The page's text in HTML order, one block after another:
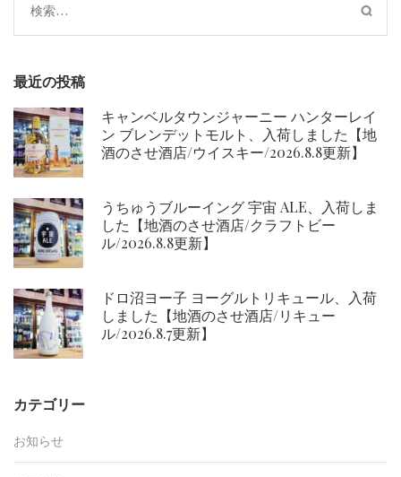
ン検
索:
最近の投稿
キャンベルタウンジャーニー ハンターレイ
ン ブレンデットモルト、入荷しました【地
酒のさせ酒店/ウイスキー/2026.8.8更新】
うちゅうブルーイング 宇宙 ALE、入荷しま
した【地酒のさせ酒店/クラフトビー
ル/2026.8.8更新】
ドロ沼ヨー子 ヨーグルトリキュール、入荷
しました【地酒のさせ酒店/リキュー
ル/2026.8.7更新】
カテゴリー
お知らせ